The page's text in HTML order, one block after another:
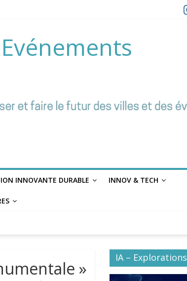
INNOVANTE DURABLE INNOV & TECH
»
IA – Explorations